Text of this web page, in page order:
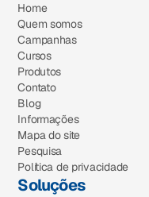
Home
Quem somos
Campanhas
Cursos
Produtos
Contato
Blog
Informações
Mapa do site
Pesquisa
Política de privacidade
Soluções